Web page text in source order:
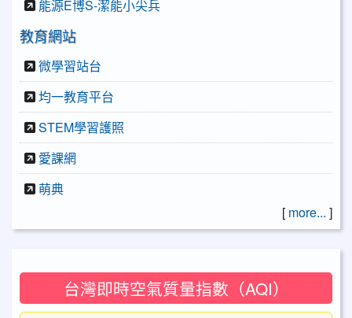
能源E博S-潔能小尖兵
教育網站
微學習站台
均一教育平台
STEM學習護照
愛課網
萌典
[ more... ]
台灣即時空氣質量指數（AQI）